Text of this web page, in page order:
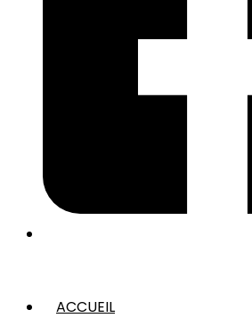
ACCUEIL